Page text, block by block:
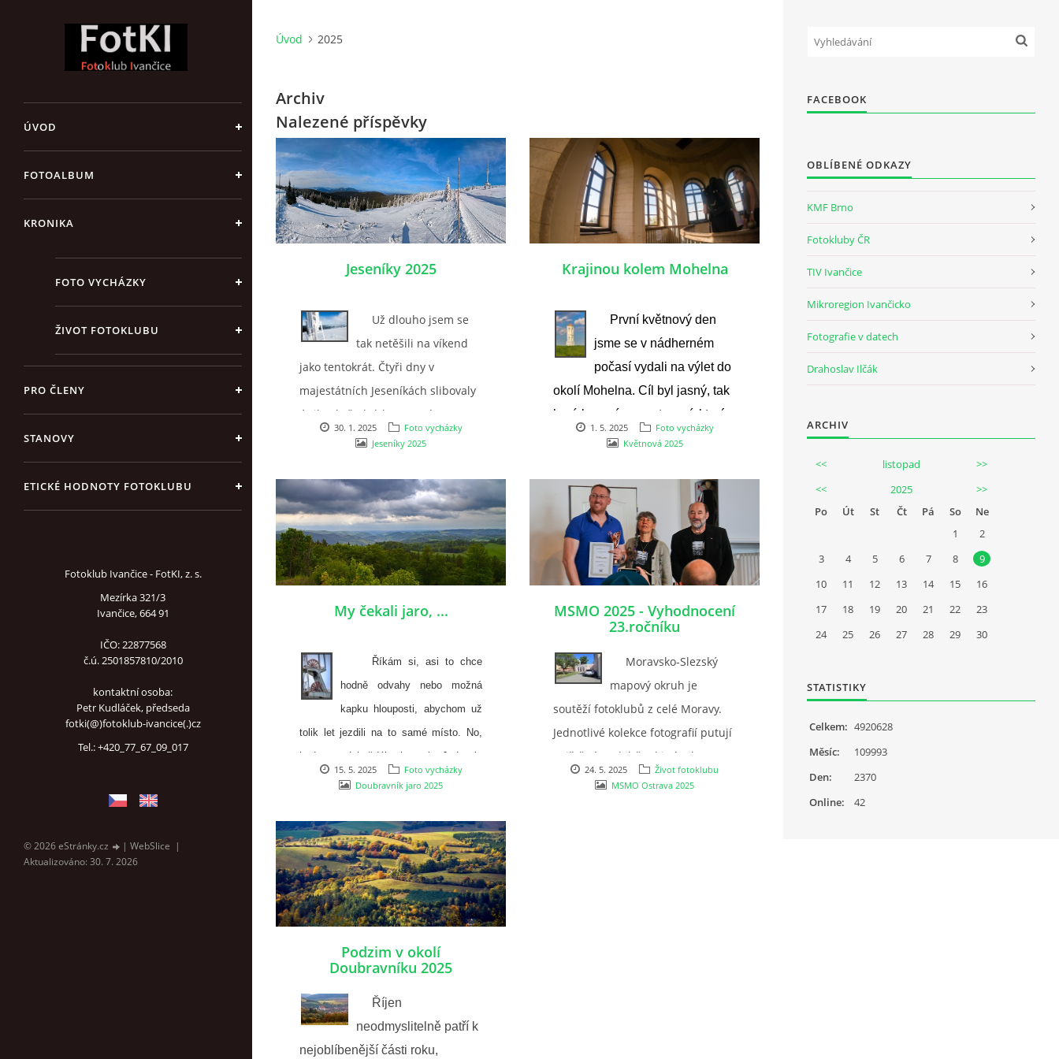
ÚVOD
FOTOALBUM
KRONIKA
FOTO VYCHÁZKY
ŽIVOT FOTOKLUBU
PRO ČLENY
STANOVY
ETICKÉ HODNOTY FOTOKLUBU
Fotoklub Ivančice - FotKI, z. s.
Mezírka 321/3
Ivančice, 664 91
IČO: 22877568
č.ú. 2501857810/2010
kontaktní osoba:
Petr Kudláček, předseda
fotki(@)fotoklub-ivancice(.)cz
Tel.: +420_77_67_09_017
© 2026 eStránky.cz | WebSlice |
Aktualizováno: 30. 7. 2026
Úvod 2025
Archiv
Nalezené příspěvky
Jeseníky 2025
Už dlouho jsem se
tak netěšili na víkend
jako tentokrát. Čtyři dny v
majestátních Jeseníkách slibovaly
únik od všedních starostí a
pořádnou dávku horské
stala půvabné lázeňské městečko
Karlova Studánka.
30. 1. 2025
Foto vycházky
Jeseníky 2025
Krajinou kolem Mohelna
První květnový den
jsme se v nádherném
počasí vydali na výlet do
okolí Mohelna. Cíl byl jasný, tak
hurá k prvnímu zastavení, kterým
nám byla rozhledna Babylon.
1. 5. 2025
Foto vycházky
Květnová 2025
My čekali jaro, ...
Říkám si, asi to chce
hodně odvahy nebo možná
kapku hlouposti, abychom už
tolik let jezdili na to samé místo. No,
bude to od každého kousek. Jedno je
však jisté, ačkoliv jezdíme na stejné
podmínky pro focení.
15. 5. 2025
Foto vycházky
Doubravník jaro 2025
MSMO 2025 - Vyhodnocení
23.ročníku
Moravsko-Slezský
mapový okruh je
soutěží fotoklubů z celé Moravy.
Jednotlivé kolekce fotografií putují
v tištěné podobě od jednoho
fotoklubu až k poslednímu. No a
24. 5. 2025
Život fotoklubu
MSMO Ostrava 2025
Podzim v okolí
Doubravníku 2025
Říjen
neodmyslitelně patří k
nejoblíbenější části roku,
FACEBOOK
OBLÍBENÉ ODKAZY
KMF Brno
Fotokluby ČR
TIV Ivančice
Mikroregion Ivančicko
Fotografie v datech
Drahoslav Ilčák
ARCHIV
<< listopad
>>
<<
2025
>>
Po
Út St Čt Pá So
Ne
1
2
3
4 5 6 7 8
9
10
11 12 13 14 15
16
17
18 19 20 21 22
23
24
25 26 27 28 29 30
STATISTIKY
Online: 42
Celkem: 4920628
Měsíc:
109993
Den:
2370